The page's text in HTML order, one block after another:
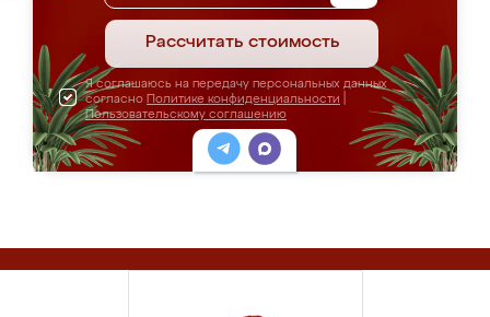
Рассчитать стоимость
Я соглашаюсь на передачу персональных данных
согласно Политике конфиденциальности
Пользовательскому соглашению